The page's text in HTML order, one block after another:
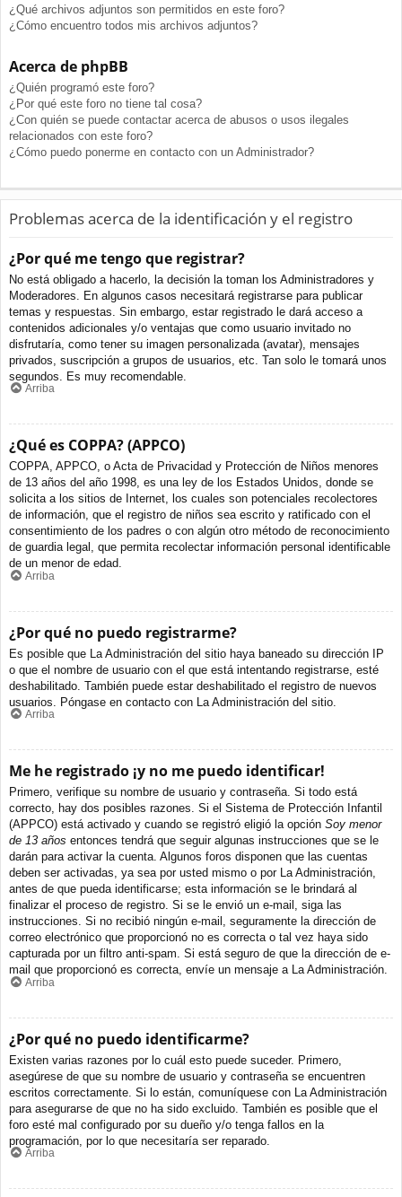
¿Qué archivos adjuntos son permitidos en este foro?
¿Cómo encuentro todos mis archivos adjuntos?
Acerca de phpBB
¿Quién programó este foro?
¿Por qué este foro no tiene tal cosa?
¿Con quién se puede contactar acerca de abusos o usos ilegales
relacionados con este foro?
¿Cómo puedo ponerme en contacto con un Administrador?
Problemas acerca de la identificación y el registro
¿Por qué me tengo que registrar?
No está obligado a hacerlo, la decisión la toman los Administradores y
Moderadores. En algunos casos necesitará registrarse para publicar
temas y respuestas. Sin embargo, estar registrado le dará acceso a
contenidos adicionales y/o ventajas que como usuario invitado no
disfrutaría, como tener su imagen personalizada (avatar), mensajes
privados, suscripción a grupos de usuarios, etc. Tan solo le tomará unos
segundos. Es muy recomendable.
Arriba
¿Qué es COPPA? (APPCO)
COPPA, APPCO, o Acta de Privacidad y Protección de Niños menores
de 13 años del año 1998, es una ley de los Estados Unidos, donde se
solicita a los sitios de Internet, los cuales son potenciales recolectores
de información, que el registro de niños sea escrito y ratificado con el
consentimiento de los padres o con algún otro método de reconocimiento
de guardia legal, que permita recolectar información personal identificable
de un menor de edad.
Arriba
¿Por qué no puedo registrarme?
Es posible que La Administración del sitio haya baneado su dirección IP
o que el nombre de usuario con el que está intentando registrarse, esté
deshabilitado. También puede estar deshabilitado el registro de nuevos
usuarios. Póngase en contacto con La Administración del sitio.
Arriba
Me he registrado ¡y no me puedo identificar!
Primero, verifique su nombre de usuario y contraseña. Si todo está
correcto, hay dos posibles razones. Si el Sistema de Protección Infantil
(APPCO) está activado y cuando se registró eligió la opción Soy menor
de 13 años entonces tendrá que seguir algunas instrucciones que se le
darán para activar la cuenta. Algunos foros disponen que las cuentas
deben ser activadas, ya sea por usted mismo o por La Administración,
antes de que pueda identificarse; esta información se le brindará al
finalizar el proceso de registro. Si se le envió un e-mail, siga las
instrucciones. Si no recibió ningún e-mail, seguramente la dirección de
correo electrónico que proporcionó no es correcta o tal vez haya sido
capturada por un filtro anti-spam. Si está seguro de que la dirección de e-
mail que proporcionó es correcta, envíe un mensaje a La Administración.
Arriba
¿Por qué no puedo identificarme?
Existen varias razones por lo cuál esto puede suceder. Primero,
asegúrese de que su nombre de usuario y contraseña se encuentren
escritos correctamente. Si lo están, comuníquese con La Administración
para asegurarse de que no ha sido excluido. También es posible que el
foro esté mal configurado por su dueño y/o tenga fallos en la
programación, por lo que necesitaría ser reparado.
Arriba